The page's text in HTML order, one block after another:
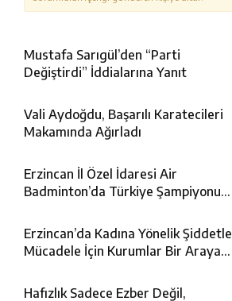
Mustafa Sarıgül’den “Parti
Değiştirdi” İddialarına Yanıt
Vali Aydoğdu, Başarılı Karatecileri
Makamında Ağırladı
Erzincan İl Özel İdaresi Air
Badminton’da Türkiye Şampiyonu
Erzincan’da Kadına Yönelik Şiddetle
Mücadele İçin Kurumlar Bir Araya
Hafızlık Sadece Ezber Değil,